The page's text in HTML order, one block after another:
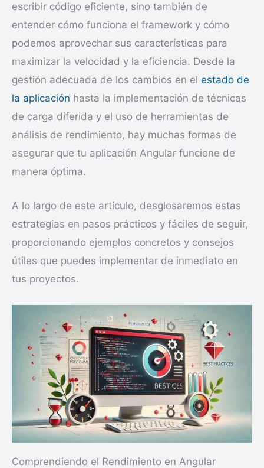
escribir código eficiente, sino también de
entender cómo funciona el framework y cómo
podemos aprovechar sus características para
maximizar la velocidad y la eficiencia. Desde la
gestión adecuada de los cambios en el estado de
la aplicación hasta la implementación de técnicas
de carga diferida y el uso de herramientas de
análisis de rendimiento, hay muchas formas de
asegurar que tu aplicación Angular funcione de
manera óptima.
A lo largo de este artículo, desglosaremos estas
estrategias en pasos prácticos y fáciles de seguir,
proporcionando ejemplos concretos y consejos
útiles que puedes implementar de inmediato en
tus proyectos.
Comprendiendo el Rendimiento en Angular